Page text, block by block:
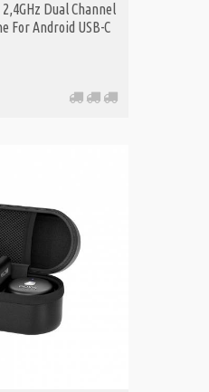
Dual Channel
For Android USB-C